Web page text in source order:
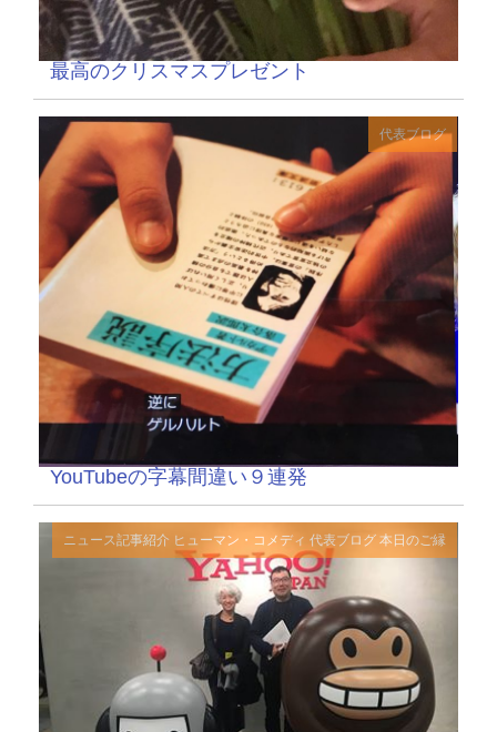
最高のクリスマスプレゼント
代表ブログ
YouTubeの字幕間違い９連発
ニュース記事紹介 ヒューマン・コメディ 代表ブログ 本日のご縁